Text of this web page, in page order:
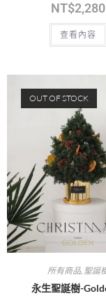
NT$2,280
查看內容
OUT OF STOCK
所有商品, 聖誕
永生聖誕樹-